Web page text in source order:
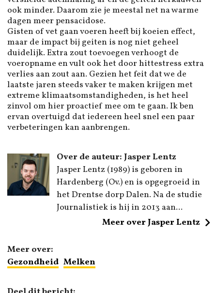
ook minder. Daarom zie je meestal net na warme
dagen meer pensacidose.
Gisten of vet gaan voeren heeft bij koeien effect,
maar de impact bij geiten is nog niet geheel
duidelijk. Extra zout toevoegen verhoogt de
voeropname en vult ook het door hittestress extra
verlies aan zout aan. Gezien het feit dat we de
laatste jaren steeds vaker te maken krijgen met
extreme klimaatsomstandigheden, is het heel
zinvol om hier proactief mee om te gaan. Ik ben
ervan overtuigd dat iedereen heel snel een paar
verbeteringen kan aanbrengen.
Over de auteur: Jasper Lentz
Jasper Lentz (1989) is geboren in
Hardenberg (Ov.) en is opgegroeid in
het Drentse dorp Dalen. Na de studie
Journalistiek is hij in 2013 aan...
Meer over Jasper Lentz
Meer over:
Gezondheid Melken